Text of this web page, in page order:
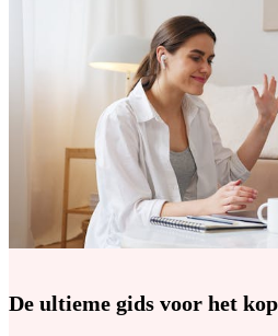
De ultieme gids voor het